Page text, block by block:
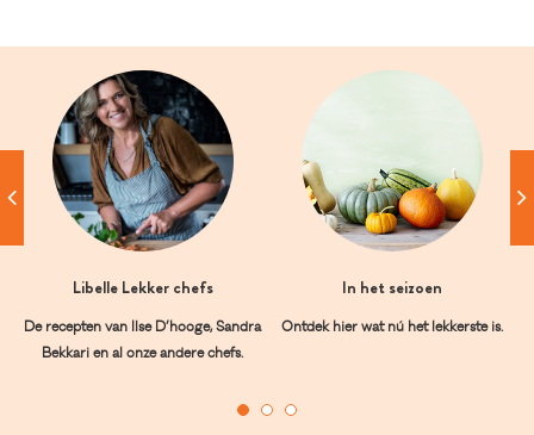
Libelle Lekker chefs
De recepten van Ilse D’hooge, Sandra
Bekkari en al onze andere chefs.
In het seizoen
Ontdek hier wat nú het lekkerste is.